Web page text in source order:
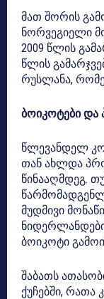
მათ შორის
ნორვეგიელი
2009 წლის
წლის
რუსლანა,
ბოიკოტები და
წლევანდელ
თან ახლდა
წინააღმდეგ.
მუდმივი
ბოიკოტი
შაბათს
ქუჩებში,